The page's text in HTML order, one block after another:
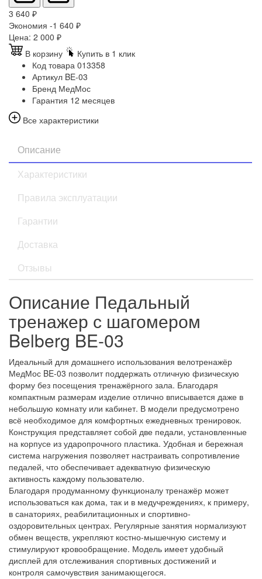
3 640 ₽
Экономия -1 640 ₽
Цена: 2 000 ₽
В корзину
Купить в 1 клик
Код товара 013358
Артикул BE-03
Бренд МедМос
Гарантия 12 месяцев
Все характеристики
Описание
Характеристики
Правила эксплуатации
Гарантии
Доставка
Отзывы
Описание Педальный
тренажер с шагомером
Belberg BE-03
Идеальный для домашнего использования велотренажёр
МедМос BE-03 позволит поддержать отличную физическую
форму без посещения тренажёрного зала. Благодаря
компактным размерам изделие отлично вписывается даже в
небольшую комнату или кабинет. В модели предусмотрено
всё необходимое для комфортных ежедневных тренировок.
Конструкция представляет собой две педали, установленные
на корпусе из ударопрочного пластика. Удобная и бережная
система нагружения позволяет настраивать сопротивление
педалей, что обеспечивает адекватную физическую
активность каждому пользователю.
Благодаря продуманному функционалу тренажёр может
использоваться как дома, так и в медучреждениях, к примеру,
в санаториях, реабилитационных и спортивно-
оздоровительных центрах. Регулярные занятия нормализуют
обмен веществ, укрепляют костно-мышечную систему и
стимулируют кровообращение. Модель имеет удобный
дисплей для отслеживания спортивных достижений и
контроля самочувствия занимающегося.